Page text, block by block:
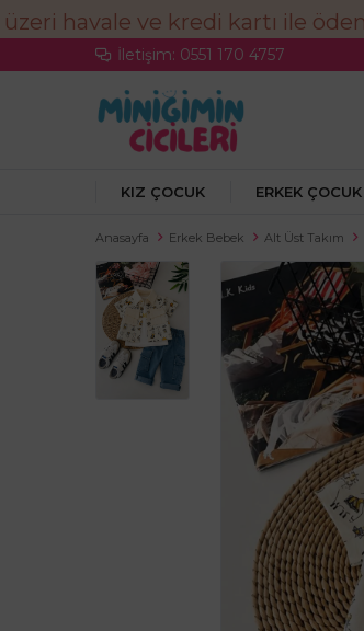
İletişim: 0551 170 4757
KIZ ÇOCUK ERKEK ÇOCUK
Anasayfa Erkek Bebek Alt Üst Takım